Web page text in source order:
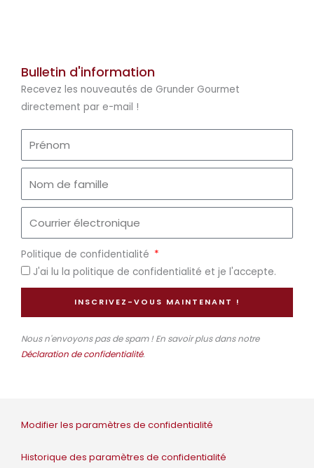
Bulletin d'information
Recevez les nouveautés de Grunder Gourmet
directement par e-mail !
Politique de confidentialité
J'ai lu la politique de confidentialité et je l'accepte.
INSCRIVEZ-VOUS MAINTENANT !
Nous n'envoyons pas de spam ! En savoir plus dans notre
Déclaration de confidentialité.
Modifier les paramètres de confidentialité
Historique des paramètres de confidentialité